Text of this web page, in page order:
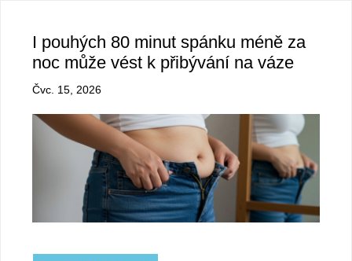
I pouhých 80 minut spánku méně za
noc může vést k přibývání na váze
Čvc. 15, 2026